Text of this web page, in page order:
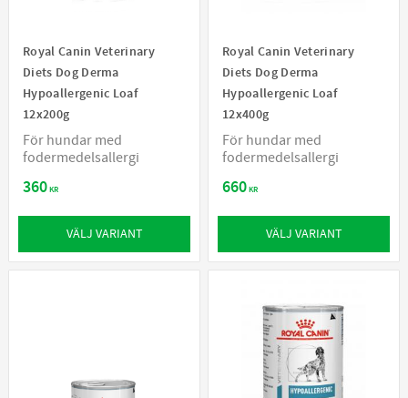
Royal Canin Veterinary
Diets Dog Derma
Hypoallergenic Loaf
12x200g
För hundar med
fodermedelsallergi
360KR
VÄLJ VARIANT
Royal Canin Veterinary
Diets Dog Derma
Hypoallergenic Loaf
12x400g
För hundar med
fodermedelsallergi
660KR
VÄLJ VARIANT